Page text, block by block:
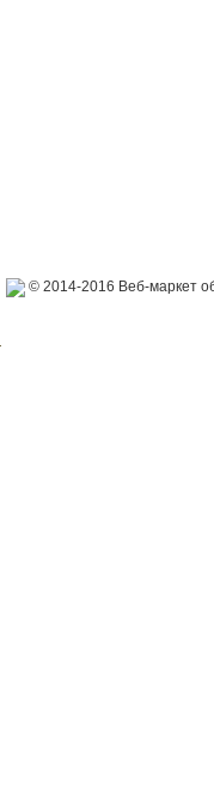
© 2014-2016 Веб-маркет